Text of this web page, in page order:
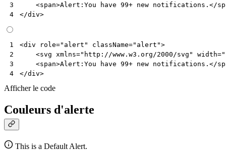
3
4
<span>Alert:You have 99+ new notifications. </
</div>
1
2
3
4
<div role="alert" className="alert">
<svg xmlns="http://www.w3.org/2000/svg" width=
<span>Alert : You have 99+ new notifications .</
</div>
Afficher le code
Couleurs d'alerte
This is a Default Alert.